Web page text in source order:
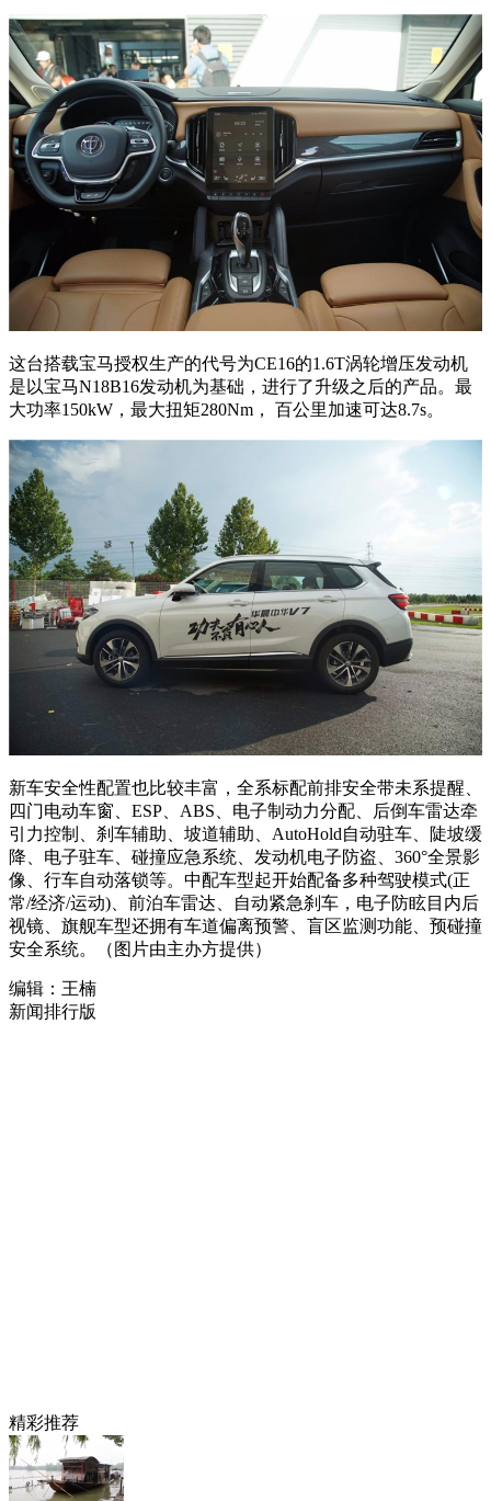
这台搭载宝马授权生产的代号为CE16的1.6T涡轮增压发动机
是以宝马N18B16发动机为基础，进行了升级之后的产品。最
大功率150kW，最大扭矩280Nm， 百公里加速可达8.7s。
新车安全性配置也比较丰富，全系标配前排安全带未系提醒、
四门电动车窗、ESP、ABS、电子制动力分配、后倒车雷达牵
引力控制、刹车辅助、坡道辅助、AutoHold自动驻车、陡坡缓
降、电子驻车、碰撞应急系统、发动机电子防盗、360°全景影
像、行车自动落锁等。中配车型起开始配备多种驾驶模式(正
常/经济/运动)、前泊车雷达、自动紧急刹车，电子防眩目内后
视镜、旗舰车型还拥有车道偏离预警、盲区监测功能、预碰撞
安全系统。（图片由主办方提供）
编辑：王楠
新闻排行版
精彩推荐